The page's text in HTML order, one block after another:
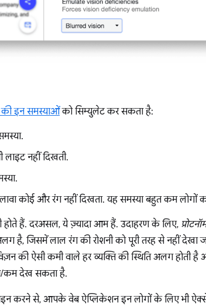
की इन समस्याओंको सिम्युलेट कर सकता है:
लाइट नहीं दिखती.
कोई और रंग नहीं दिखता. यह समस्या बहुत कम लोगों
होते हैं. दरअसल, ये ज़्यादा आम हैं. उदाहरण के लिए,
है, जिसमें लाल रंग की रोशनी को पूरी तरह से नहीं देखा
की ऐसी कमी वाले हर व्यक्ति की स्थिति अलग
कम देख सकता है.
करने से, आपके वेब ऐप्लिकेशन इन लोगों के लिए भी